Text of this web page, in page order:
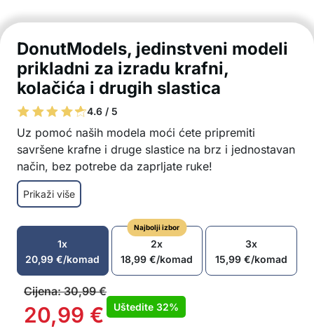
DonutModels, jedinstveni modeli
prikladni za izradu krafni,
kolačića i drugih slastica
4.6 / 5
Uz pomoć naših modela moći ćete pripremiti
savršene krafne i druge slastice na brz i jednostavan
način, bez potrebe da zaprljate ruke!
Slatki oblici modela
Pogodno za izradu raznih slastica
Jednostavno za korištenje
Nevjerojatno jednostavno za čišćenje
Modeli su prikladni kako za početnike tako i za
prave slastičare
Savršen dar
Pakiranje uključuje: 3x modela
Prikaži više
1x
20,99€/komad
Najbolji izbor
2x
18,99€/komad
3x
15,99€/komad
Cijena:30,99€
20,99 € Uštedite 32%